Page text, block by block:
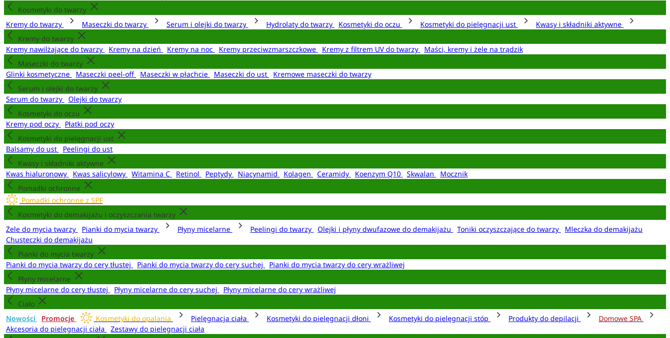
Kosmetyki do twarzy
Kremy do twarzy
Maseczki do twarzy Serum i olejki do twarzy Hydrolaty do twarzy Kosmetyki do oczu Kosmetyki do pielęgnacji ust
Kwasy i składniki aktywne
Kremy do twarzy
Kremy nawilżające do twarzy
Kremy na dzień Kremy na noc Kremy przeciwzmarszczkowe Kremy z filtrem UV do twarzy
Maści, kremy i żele na trądzik
Maseczki do twarzy
Glinki kosmetyczne
Maseczki peel-off Maseczki w płachcie Maseczki do ust
Kremowe maseczki do twarzy
Serum i olejki do twarzy
Serum do twarzy
Olejki do twarzy
Kosmetyki do oczu
Kremy pod oczy
Płatki pod oczy
Kosmetyki do pielęgnacji ust
Balsamy do ust
Peelingi do ust
Kwasy i składniki aktywne
Kwas hialuronowy
Kwas salicylowy Witamina C Retinol Peptydy Niacynamid Kolagen Ceramidy Koenzym Q10 Skwalan
Mocznik
Pomadki ochronne
Pomadki ochronne z SPF
Kosmetyki do demakijażu i oczyszczania twarzy
Żele do mycia twarzy
Pianki do mycia twarzy Płyny micelarne Peelingi do twarzy Olejki i płyny dwufazowe do demakijażu Toniki oczyszczające do twarzy
Mleczka do demakijażu
Chusteczki do demakijażu
Pianki do mycia twarzy
Pianki do mycia twarzy do cery tłustej
Pianki do mycia twarzy do cery suchej
Pianki do mycia twarzy do cery wrażliwej
Płyny micelarne
Płyny micelarne do cery tłustej
Płyny micelarne do cery suchej
Płyny micelarne do cery wrażliwej
Ciało
Nowości
Promocje Kosmetyki do opalania Pielęgnacja ciała Kosmetyki do pielęgnacji dłoni Kosmetyki do pielęgnacji stóp Produkty do depilacji
Domowe SPA
Akcesoria do pielęgnacji ciała
Zestawy do pielęgnacji ciała